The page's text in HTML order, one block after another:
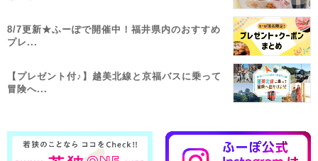
8/7更新★ふーぽで開催中！福井県内のおすすめ
プレ...
【プレゼント付♪】越美北線と京福バスに乗って
冒険へ...